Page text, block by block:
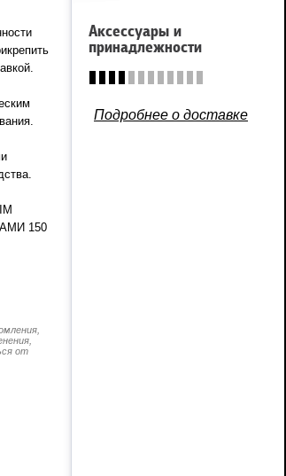
150
от
Аксессуары и
принадлежности
Подробнее о доставке